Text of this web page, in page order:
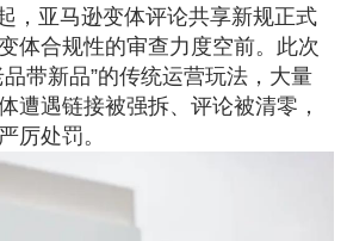
，亚马逊变体评论共享新规正式
体合规性的审查力度空前。此次
带新品”的传统运营玩法，大量
遭遇链接被强拆、评论被清零，
厉处罚。